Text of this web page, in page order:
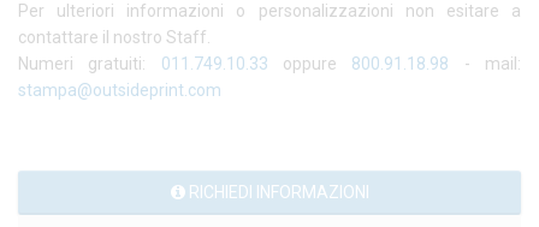
Per ulteriori informazioni o personalizzazioni non esitare a
contattare il nostro Staff.
Numeri gratuiti: 011.749.10.33 oppure 800.91.18.98 - mail:
stampa@outsideprint.com
RICHIEDI INFORMAZIONI